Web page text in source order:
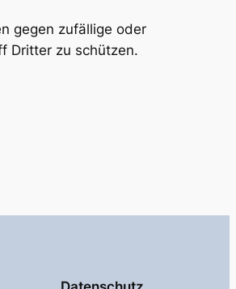
gegen zufällige oder
Dritter zu schützen.